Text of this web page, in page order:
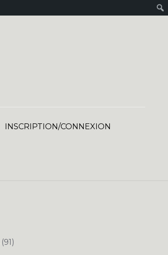
INSCRIPTION/CONNEXION
(91)